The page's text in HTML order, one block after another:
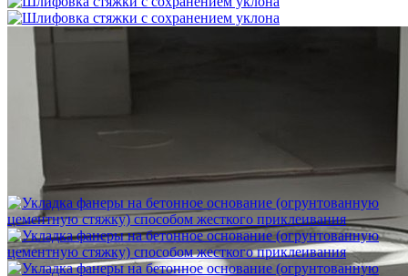
Шлифовка стяжки с сохранением уклона
1 500 ₽